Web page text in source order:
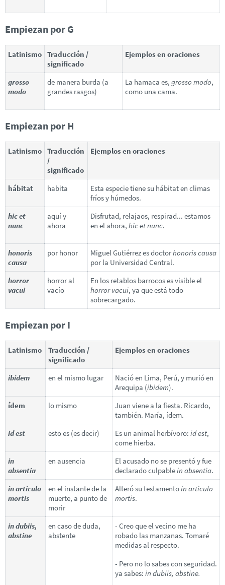
Empiezan por G
Latinismo Traducción /
significado
Ejemplos en oraciones
grosso
modo
de manera burda (a
grandes rasgos)
La hamaca es, grosso modo,
como una cama.
Empiezan por H
Latinismo Traducción
/
significado
Ejemplos en oraciones
hábitat habita
Esta especie tiene su hábitat en climas
fríos y húmedos.
hic et
nunc
aquí y
ahora
Disfrutad, relajaos, respirad... estamos
en el ahora, hic et nunc.
honoris
causa
por honor Miguel Gutiérrez es doctorhonoris causa
por la Universidad Central.
horror
vacui
horror al
vacío
En los retablos barrocos es visible el
horror vacui, ya que está todo
sobrecargado.
Empiezan por I
Latinismo
Traducción /
significado
Ejemplos en oraciones
ibidem en el mismo lugar
Nació en Lima, Perú, y murió en
Arequipa (ibidem).
ídem
lo mismo
Juan viene a la fiesta. Ricardo,
también. María, ídem.
id est
esto es (es decir) Es un animal herbívoro: id est,
come hierba.
in
absentia
en ausencia
El acusado no se presentó y fue
declarado culpablein absentia.
in articulo
mortis
en el instante de la
muerte, a punto de
morir
Alteró su testamentoin articulo
mortis.
in dubiis,
abstine
en caso de duda,
abstente
- Creo que el vecino me ha
robado las manzanas. Tomaré
medidas al respecto.
- Pero no lo sabes con seguridad.
ya sabes: in dubiis, abstine.